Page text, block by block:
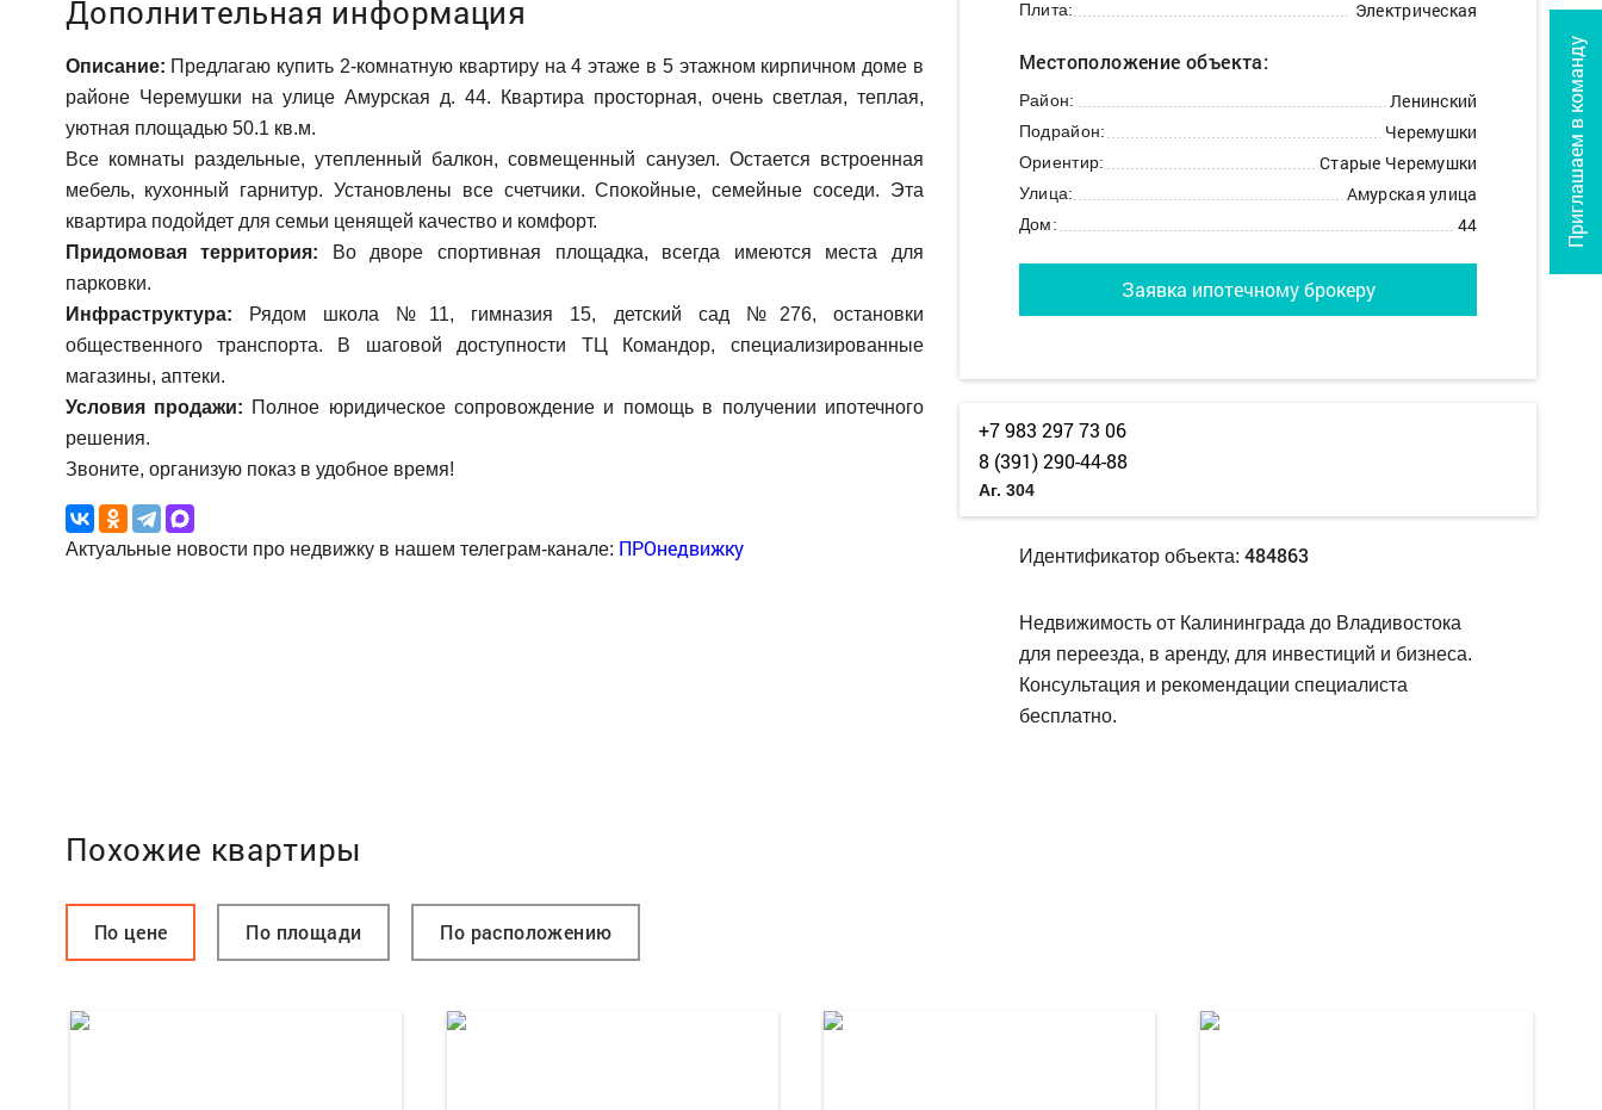
Приглашаем в команду
Дополнительная информация
Описание: Предлагаю купить 2-комнатную квартиру на 4 этаже в 5 этажном кирпичном доме в
районе Черемушки на улице Амурская д. 44. Квартира просторная, очень светлая, теплая,
уютная площадью 50.1 кв.м.
Все комнаты раздельные, утепленный балкон, совмещенный санузел. Остается встроенная
мебель, кухонный гарнитур. Установлены все счетчики. Спокойные, семейные соседи. Эта
квартира подойдет для семьи ценящей качество и комфорт.
Придомовая территория: Во дворе спортивная площадка, всегда имеются места для
парковки.
Инфраструктура: Рядом школа №11, гимназия 15, детский сад №276, остановки
общественного транспорта. В шаговой доступности ТЦ Командор, специализированные
магазины, аптеки.
Условия продажи: Полное юридическое сопровождение и помощь в получении ипотечного
решения.
Звоните, организую показ в удобное время!
Актуальные новости про недвижку в нашем телеграм-канале: ПРОнедвижку
Плита: Электрическая
Местоположение объекта:
Район: Ленинский
Подрайон: Черемушки
Ориентир: Старые Черемушки
Улица: Амурская улица
Дом: 44
Заявка ипотечному брокеру
+7 983 297 73 06
8 (391) 290-44-88
Аг. 304
Идентификатор объекта: 484863
Недвижимость от Калининграда до Владивостока
для переезда, в аренду, для инвестиций и бизнеса.
Консультация и рекомендации специалиста
бесплатно.
Похожие квартиры
По цене По площади По расположению